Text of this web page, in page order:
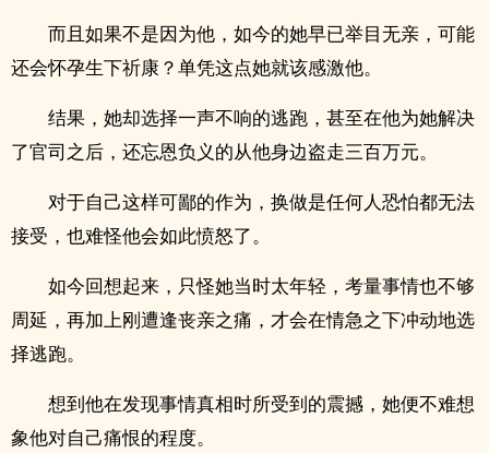
而且如果不是因为他，如今的她早已举目无亲，可能
还会怀孕生下祈康？单凭这点她就该感激他。
结果，她却选择一声不响的逃跑，甚至在他为她解决
了官司之后，还忘恩负义的从他身边盗走三百万元。
对于自己这样可鄙的作为，换做是任何人恐怕都无法
接受，也难怪他会如此愤怒了。
如今回想起来，只怪她当时太年轻，考量事情也不够
周延，再加上刚遭逢丧亲之痛，才会在情急之下冲动地选
择逃跑。
想到他在发现事情真相时所受到的震撼，她便不难想
象他对自己痛恨的程度。